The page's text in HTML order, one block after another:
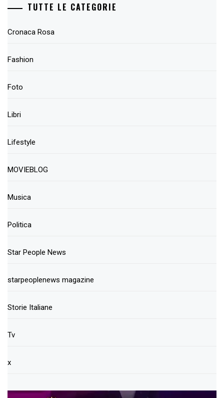
TUTTE LE CATEGORIE
Cronaca Rosa
Fashion
Foto
Libri
Lifestyle
MOVIEBLOG
Musica
Politica
Star People News
starpeoplenews magazine
Storie Italiane
Tv
x